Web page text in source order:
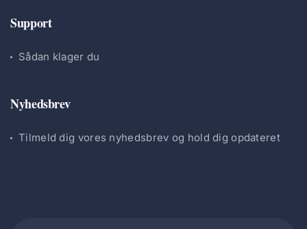
Support
Sådan klager du
Nyhedsbrev
Tilmeld dig vores nyhedsbrev og hold dig opdateret